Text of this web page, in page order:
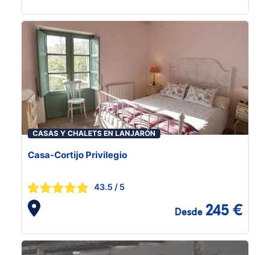
CASAS Y CHALETS EN LANJARÓN
Casa-Cortijo Privilegio
43.5 / 5
Desde 245 €